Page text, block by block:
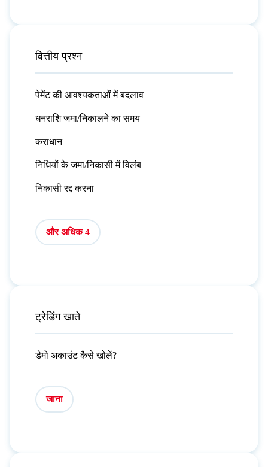
वित्तीय प्रश्न
पेमेंट की आवश्यकताओं में बदलाव
धनराशि जमा/निकालने का समय
कराधान
निधियों के जमा/निकासी में विलंब
निकासी रद्द करना
और अधिक 4
ट्रेडिंग खाते
डेमो अकाउंट कैसे खोलें?
जाना